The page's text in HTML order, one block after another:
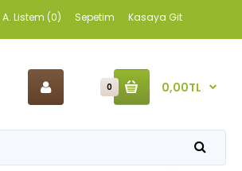
A. Listem (0) Sepetim Kasaya Git
0 0,00TL